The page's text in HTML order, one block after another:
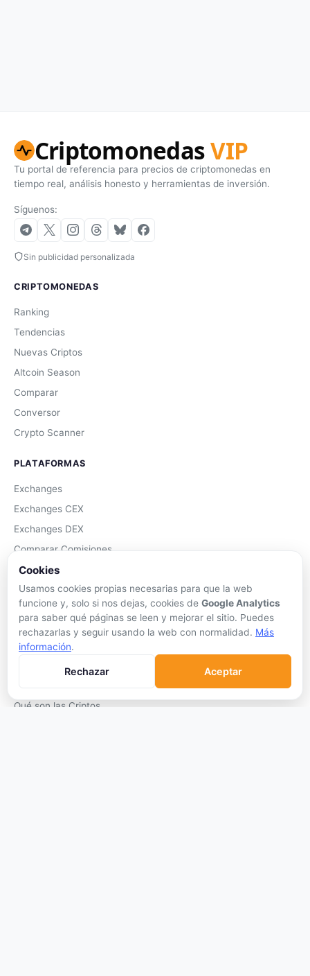
CriptomonedasVIP
Tu portal de referencia para precios de criptomonedas en
tiempo real, análisis honesto y herramientas de inversión.
Síguenos:
Sin publicidad personalizada
CRIPTOMONEDAS
Ranking
Tendencias
Nuevas Criptos
Altcoin Season
Comparar
Conversor
Crypto Scanner
PLATAFORMAS
Exchanges
Exchanges CEX
Exchanges DEX
Comparar Comisiones
Blockchains
Hardware Wallets
Software Wallets
Mejor Wallet
Gastar Criptomonedas
Qué son las Criptos
Cookies
Usamos cookies propias necesarias para que la web
funcione y, solo si nos dejas, cookies de Google Analytics
para saber qué páginas se leen y mejorar el sitio. Puedes
rechazarlas y seguir usando la web con normalidad. Más
información.
Rechazar Aceptar